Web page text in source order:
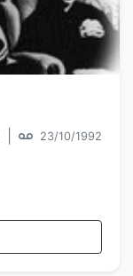
23/10/1992